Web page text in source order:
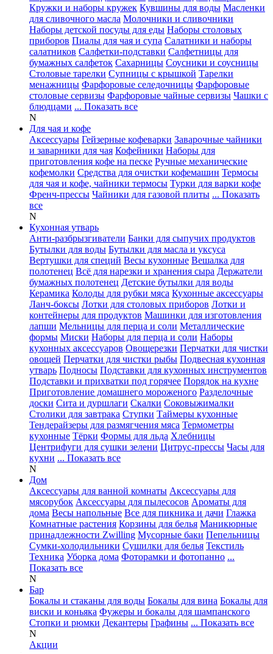
Кружки и наборы кружек Кувшины для воды Масленки
для сливочного масла Молочники и сливочники
Наборы детской посуды для еды Наборы столовых
приборов Пиалы для чая и супа Салатники и наборы
салатников Салфетки-подставки Салфетницы для
бумажных салфеток Сахарницы Соусники и соусницы
Столовые тарелки Супницы с крышкой Тарелки
менажницы Фарфоровые селедочницы Фарфоровые
столовые сервизы Фарфоровые чайные сервизы Чашки с
блюдцами ... Показать все
N
Для чая и кофе
Аксессуары Гейзерные кофеварки Заварочные чайники
и заварники для чая Кофейники Наборы для
приготовления кофе на песке Ручные механические
кофемолки Средства для очистки кофемашин Термосы
для чая и кофе, чайники термосы Турки для варки кофе
Френч-прессы Чайники для газовой плиты ... Показать
все
N
Кухонная утварь
Анти-разбрызгиватели Банки для сыпучих продуктов
Бутылки для воды Бутылки для масла и уксуса
Вертушки для специй Весы кухонные Вешалка для
полотенец Всё для нарезки и хранения сыра Держатели
бумажных полотенец Детские бутылки для воды
Керамика Колоды для рубки мяса Кухонные аксессуары
Ланч-боксы Лотки для столовых приборов Лотки и
контейнеры для продуктов Машинки для изготовления
лапши Мельницы для перца и соли Металлические
формы Миски Наборы для перца и соли Наборы
кухонных аксессуаров Овощерезки Перчатки для чистки
овощей Перчатки для чистки рыбы Подвесная кухонная
утварь Подносы Подставки для кухонных инструментов
Подставки и прихватки под горячее Порядок на кухне
Приготовление домашнего мороженого Разделочные
доски Сита и дуршлаги Скалки Соковыжималки
Столики для завтрака Ступки Таймеры кухонные
Тендерайзеры для размягчения мяса Термометры
кухонные Тёрки Формы для льда Хлебницы
Центрифуги для сушки зелени Цитрус-прессы Часы для
кухни ... Показать все
N
Дом
Аксессуары для ванной комнаты Аксессуары для
мясорубок Аксессуары для пылесосов Ароматы для
дома Весы напольные Все для пикника и дачи Глажка
Комнатные растения Корзины для белья Маникюрные
принадлежности Zwilling Мусорные баки Пепельницы
Сумки-холодильники Сушилки для белья Текстиль
Техника Уборка дома Фоторамки и фотопанно ...
Показать все
N
Бар
Бокалы и стаканы для воды Бокалы для вина Бокалы для
виски и коньяка Фужеры и бокалы для шампанского
Стопки и рюмки Декантеры Графины ... Показать все
N
Акции